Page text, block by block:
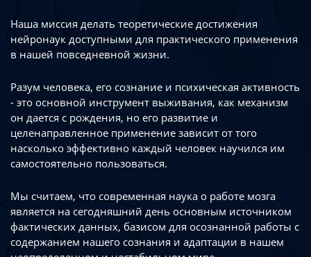
Наша миссия делать теоретические достижения
нейронаук доступными для практического применения
в нашей повседневной жизни.
Разум человека, его сознание и психическая активность
- это основной инструмент выживания, как механизм
он дается с рождения, но его развитие и
целенаправленное применение зависит от того
насколько эффективно каждый человек научился им
самостоятельно пользоваться.
Мы считаем, что современная наука о работе мозга
является на сегодняшний день основным источником
фактических данных, базисом для осознанной работы с
содержанием нашего сознания и адаптации в нашем